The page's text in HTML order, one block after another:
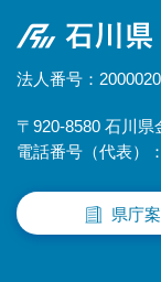
石川県
法人番号：
〒920-8580 石川
電話番号（代表）
県庁